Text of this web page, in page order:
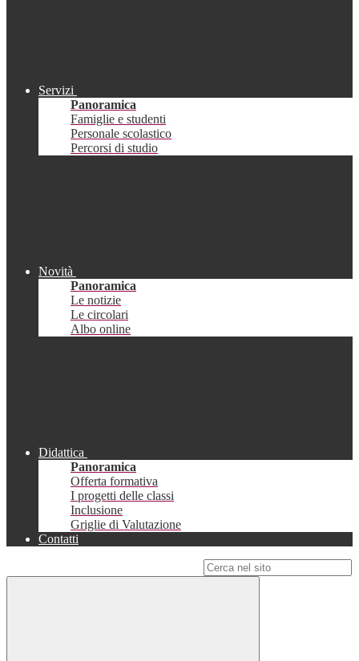
Servizi
Panoramica
Famiglie e studenti
Personale scolastico
Percorsi di studio
Novità
Panoramica
Le notizie
Le circolari
Albo online
Didattica
Panoramica
Offerta formativa
I progetti delle classi
Inclusione
Griglie di Valutazione
Contatti